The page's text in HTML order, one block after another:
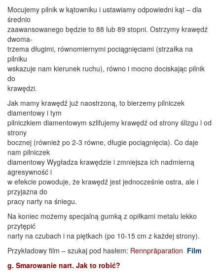
Mocujemy pilnik w kątowniku i ustawiamy odpowiedni kąt – dla
średnio
zaawansowanego będzie to 88 lub 89 stopni. Ostrzymy krawędź
dwoma-
trzema długimi, równomiernymi pociągnięciami (strzałka na
pilniku
wskazuje nam kierunek ruchu), równo i mocno dociskając pilnik
do
krawędzi.
Jak mamy krawędź już naostrzoną, to bierzemy pilniczek
diamentowy i tym
pilniczkiem diamentowym szlifujemy krawędź od strony ślizgu i od
strony
bocznej (również po 2-3 równe, długie pociągnięcia). Co daje
nam pilniczek
diamentowy Wygładza krawędzie i zmniejsza ich nadmierną
agresywność i
w efekcie powoduje, że krawędź jest jednocześnie ostra, ale i
przyjazna do
pracy narty na śniegu.
Na koniec możemy specjalną gumką z opiłkami metalu lekko
przytępić
narty na czubach i na piętkach (po 10-15 cm z każdej strony).
Przykładowy film – szukaj pod hasłem: Rennpräparation Film
g. Smarowanie nart. Jak to robić?